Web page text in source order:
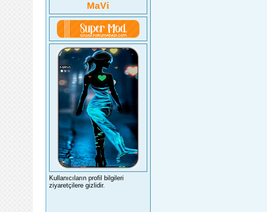
MaVi
Kullanıcıların profil bilgileri
ziyaretçilere gizlidir.